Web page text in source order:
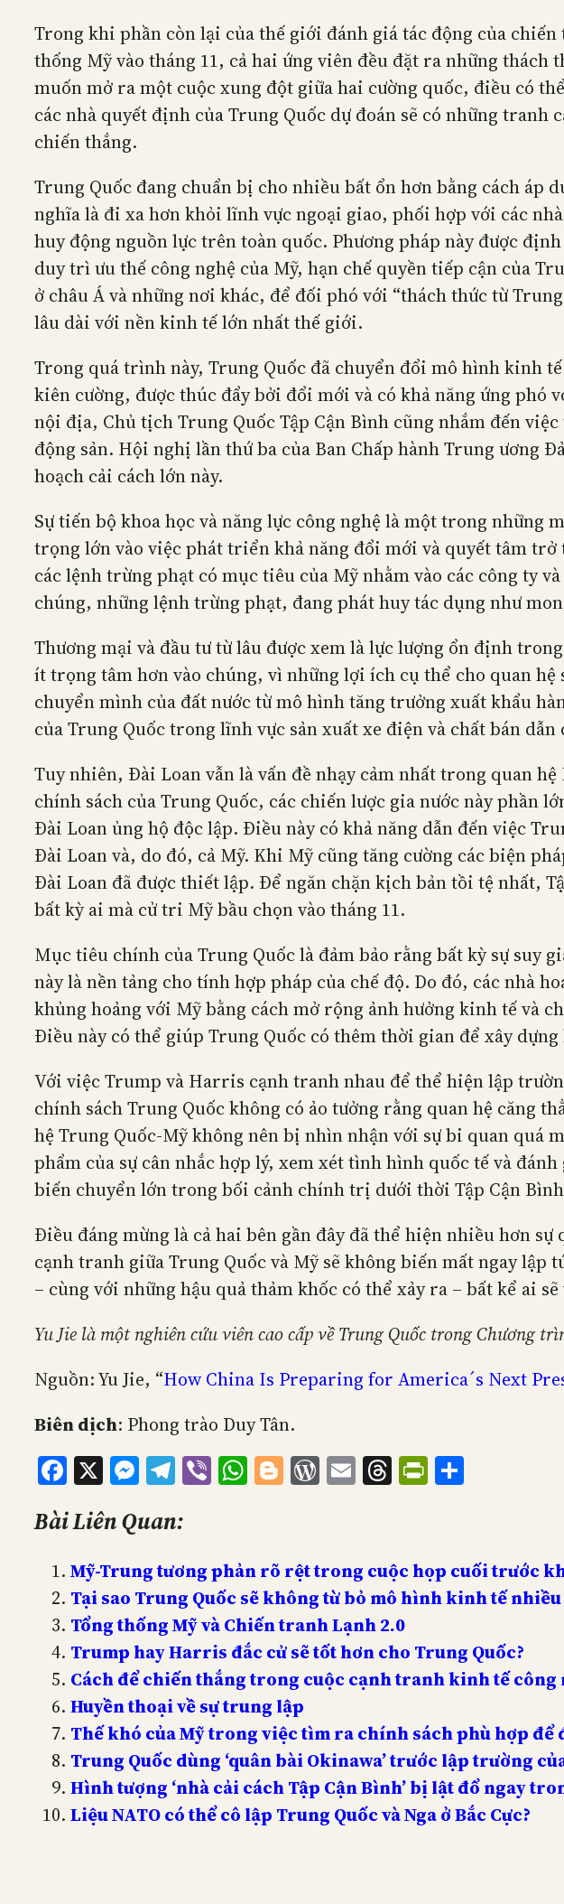
Trong khi phần còn lại của thế giới đánh giá tác động của
thống Mỹ vào tháng 11, cả hai ứng viên đều đặt ra những
muốn mở ra một cuộc xung đột giữa hai cường quốc, điều có
các nhà quyết định của Trung Quốc dự đoán sẽ có những
chiến thắng.
Trung Quốc đang chuẩn bị cho nhiều bất ổn hơn bằng cách áp
nghĩa là đi xa hơn khỏi lĩnh vực ngoại giao, phối hợp với các
huy động nguồn lực trên toàn quốc. Phương pháp này được
duy trì ưu thế công nghệ của Mỹ, hạn chế quyền tiếp cận của
ở châu Á và những nơi khác, để đối phó với “thách thức từ
lâu dài với nền kinh tế lớn nhất thế giới.
Trong quá trình này, Trung Quốc đã chuyển đổi mô hình kinh
kiên cường, được thúc đẩy bởi đổi mới và có khả năng ứng
nội địa, Chủ tịch Trung Quốc Tập Cận Bình cũng nhắm đến
động sản. Hội nghị lần thứ ba của Ban Chấp hành Trung ương
hoạch cải cách lớn này.
Sự tiến bộ khoa học và năng lực công nghệ là một trong những
trọng lớn vào việc phát triển khả năng đổi mới và quyết tâm
các lệnh trừng phạt có mục tiêu của Mỹ nhằm vào các công ty
chúng, những lệnh trừng phạt, đang phát huy tác dụng như
Thương mại và đầu tư từ lâu được xem là lực lượng ổn định
ít trọng tâm hơn vào chúng, vì những lợi ích cụ thể cho quan
chuyển mình của đất nước từ mô hình tăng trưởng xuất khẩu
của Trung Quốc trong lĩnh vực sản xuất xe điện và chất bán
Tuy nhiên, Đài Loan vẫn là vấn đề nhạy cảm nhất trong quan
chính sách của Trung Quốc, các chiến lược gia nước này
Đài Loan ủng hộ độc lập. Điều này có khả năng dẫn đến việc
Đài Loan và, do đó, cả Mỹ. Khi Mỹ cũng tăng cường các biện
Đài Loan đã được thiết lập. Để ngăn chặn kịch bản tồi tệ nhất,
bất kỳ ai mà cử tri Mỹ bầu chọn vào tháng 11.
Mục tiêu chính của Trung Quốc là đảm bảo rằng bất kỳ sự
này là nền tảng cho tính hợp pháp của chế độ. Do đó, các nhà
khủng hoảng với Mỹ bằng cách mở rộng ảnh hưởng kinh tế và
Điều này có thể giúp Trung Quốc có thêm thời gian để xây
Với việc Trump và Harris cạnh tranh nhau để thể hiện lập
chính sách Trung Quốc không có ảo tưởng rằng quan hệ căng
hệ Trung Quốc-Mỹ không nên bị nhìn nhận với sự bi quan quá
phẩm của sự cân nhắc hợp lý, xem xét tình hình quốc tế và
biến chuyển lớn trong bối cảnh chính trị dưới thời Tập Cận
Điều đáng mừng là cả hai bên gần đây đã thể hiện nhiều hơn
cạnh tranh giữa Trung Quốc và Mỹ sẽ không biến mất ngay
– cùng với những hậu quả thảm khốc có thể xảy ra – bất kể ai
Yu Jie là một nghiên cứu viên cao cấp về Trung Quốc trong Chương
Nguồn: Yu Jie, “How China Is Preparing for America´s Next
Biên dịch: Phong trào Duy Tân.
Facebook
X Messenger
Telegram
ViberWhatsApp
Blogger
WordPress
EmailThreads
Bài Liên Quan:
Mỹ-Trung tương phản rõ rệt trong cuộc họp cuối trước
Tại sao Trung Quốc sẽ không từ bỏ mô hình kinh tế
Tổng thống Mỹ và Chiến tranh Lạnh 2.0
Trump hay Harris đắc cử sẽ tốt hơn cho Trung Quốc?
Cách để chiến thắng trong cuộc cạnh tranh kinh tế công
Huyền thoại về sự trung lập
Thế khó của Mỹ trong việc tìm ra chính sách phù hợp để
Trung Quốc dùng ‘quân bài Okinawa’ trước lập trường
Hình tượng ‘nhà cải cách Tập Cận Bình’ bị lật đổ ngay
Liệu NATO có thể cô lập Trung Quốc và Nga ở Bắc Cực?